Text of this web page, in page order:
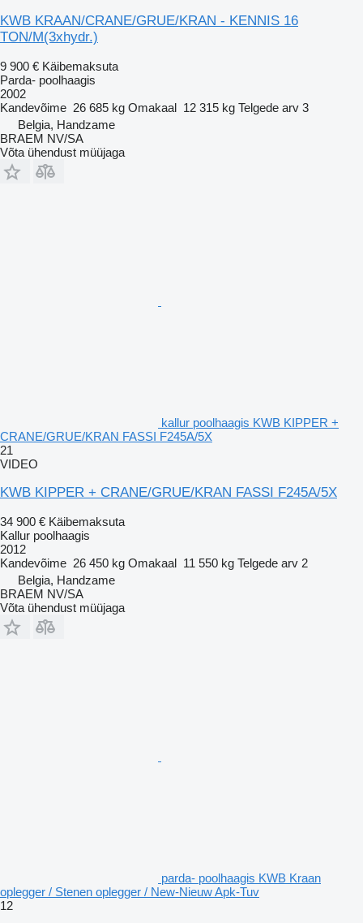
KWB KRAAN/CRANE/GRUE/KRAN - KENNIS 16
TON/M(3xhydr.)
9 900 € Käibemaksuta
Parda- poolhaagis
2002
Kandevõime 26 685 kg Omakaal 12 315 kg Telgede arv 3
Belgia, Handzame
BRAEM NV/SA
Võta ühendust müüjaga
kallur poolhaagis KWB KIPPER +
CRANE/GRUE/KRAN FASSI F245A/5X
21
VIDEO
KWB KIPPER + CRANE/GRUE/KRAN FASSI F245A/5X
34 900 € Käibemaksuta
Kallur poolhaagis
2012
Kandevõime 26 450 kg Omakaal 11 550 kg Telgede arv 2
Belgia, Handzame
BRAEM NV/SA
Võta ühendust müüjaga
parda- poolhaagis KWB Kraan
oplegger / Stenen oplegger / New-Nieuw Apk-Tuv
12